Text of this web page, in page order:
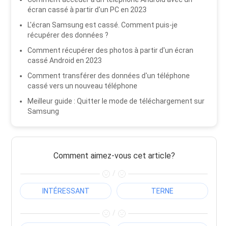
écran cassé à partir d'un PC en 2023
L'écran Samsung est cassé. Comment puis-je
récupérer des données ?
Comment récupérer des photos à partir d'un écran
cassé Android en 2023
Comment transférer des données d'un téléphone
cassé vers un nouveau téléphone
Meilleur guide : Quitter le mode de téléchargement sur
Samsung
Comment aimez-vous cet article?
/
INTÉRESSANT TERNE
/